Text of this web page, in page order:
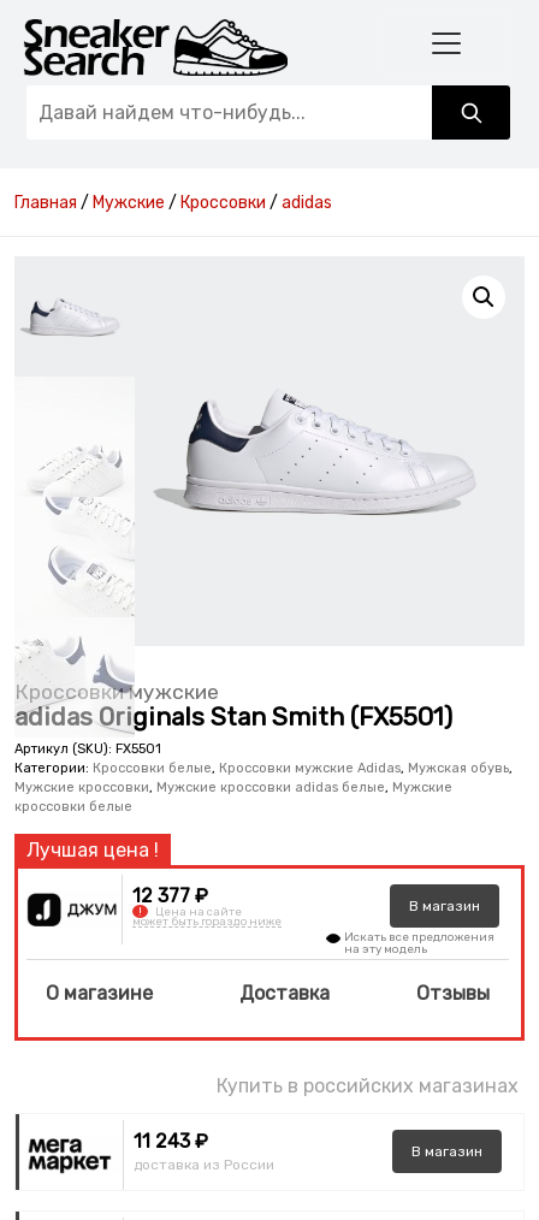
Главная / Мужские / Кроссовки / adidas
Кроссовки мужские
adidas Originals Stan Smith (FX5501)
Артикул (SKU): FX5501
Категории: Кроссовки белые, Кроссовки мужские Adidas, Мужская обувь,
Мужские кроссовки, Мужские кроссовки adidas белые, Мужские
кроссовки белые
12 377 ₽
! Цена на сайте
может быть гораздо ниже
В магазин
Искать все предложения
на эту модель
О магазине Доставка Отзывы
Купить в российских магазинах
11 243 ₽
доставка из России
В магазин